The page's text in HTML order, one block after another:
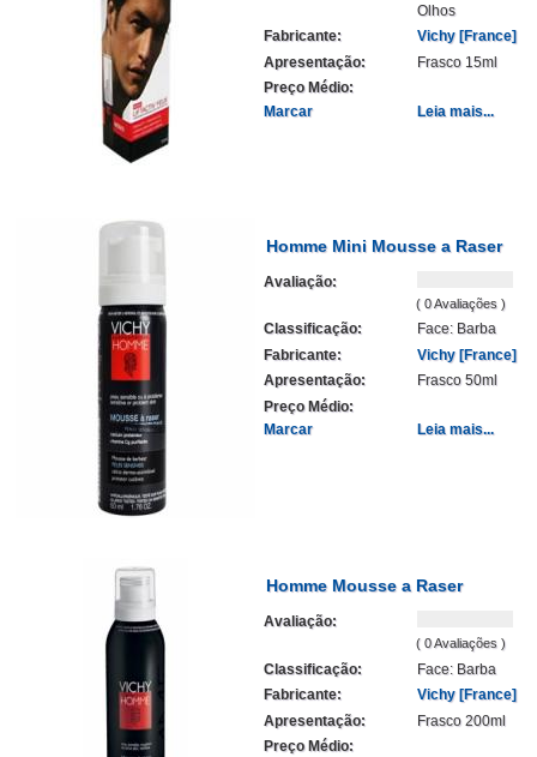
Olhos
Fabricante:
Vichy [France]
Apresentação:
Frasco 15ml
Preço Médio:
Marcar
Leia mais...
Homme Mini Mousse a Raser
Avaliação:
( 0 Avaliações )
Classificação:
Face: Barba
Fabricante:
Vichy [France]
Apresentação:
Frasco 50ml
Preço Médio:
Marcar
Leia mais...
Homme Mousse a Raser
Avaliação:
( 0 Avaliações )
Classificação:
Face: Barba
Fabricante:
Vichy [France]
Apresentação:
Frasco 200ml
Preço Médio: